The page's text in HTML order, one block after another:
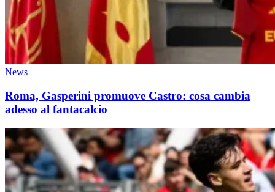
News
Roma, Gasperini promuove Castro: cosa cambia
adesso al fantacalcio